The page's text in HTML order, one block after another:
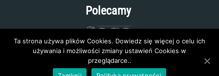
Polecamy
Ta strona używa plików Cookies. Dowiedz się więcej o celu ich
używania i możliwości zmiany ustawień Cookies w
przeglądarce..